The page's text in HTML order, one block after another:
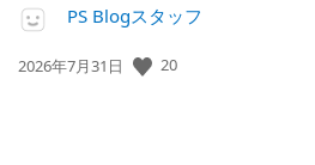
PS Blogスタッフ
公
2026年7月31日 20